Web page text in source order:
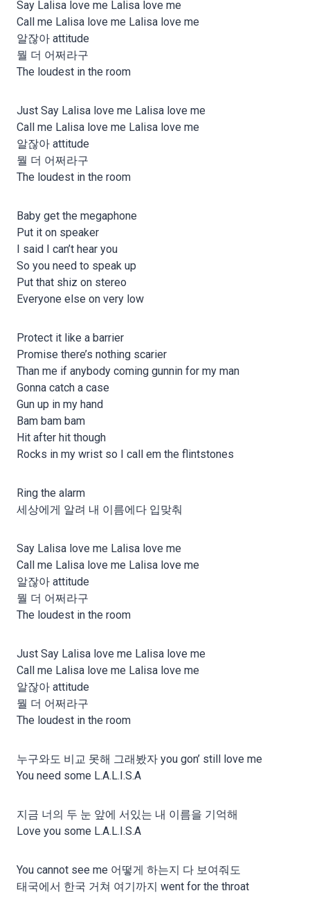
Say Lalisa love me Lalisa love me
Call me Lalisa love me Lalisa love me
알잖아 attitude
뭘 더 어쩌라구
The loudest in the room
Just Say Lalisa love me Lalisa love me
Call me Lalisa love me Lalisa love me
알잖아 attitude
뭘 더 어쩌라구
The loudest in the room
Baby get the megaphone
Put it on speaker
I said I can’t hear you
So you need to speak up
Put that shiz on stereo
Everyone else on very low
Protect it like a barrier
Promise there’s nothing scarier
Than me if anybody coming gunnin for my man
Gonna catch a case
Gun up in my hand
Bam bam bam
Hit after hit though
Rocks in my wrist so I call em the flintstones
Ring the alarm
세상에게 알려 내 이름에다 입맞춰
Say Lalisa love me Lalisa love me
Call me Lalisa love me Lalisa love me
알잖아 attitude
뭘 더 어쩌라구
The loudest in the room
Just Say Lalisa love me Lalisa love me
Call me Lalisa love me Lalisa love me
알잖아 attitude
뭘 더 어쩌라구
The loudest in the room
누구와도 비교 못해 그래봤자 you gon’ still love me
You need some L.A.L.I.S.A
지금 너의 두 눈 앞에 서있는 내 이름을 기억해
Love you some L.A.L.I.S.A
You cannot see me 어떻게 하는지 다 보여줘도
태국에서 한국 거쳐 여기까지 went for the throat